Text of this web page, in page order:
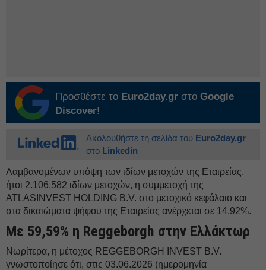
Προσθέστε το Euro2day.gr στο Google
Discover!
Ακολουθήστε τη σελίδα του Euro2day.gr
στο Linkedin
Λαμβανομένων υπόψη των ιδίων μετοχών της Εταιρείας,
ήτοι 2.106.582 ιδίων μετοχών, η συμμετοχή της
ATLASINVEST HOLDING B.V. στο μετοχικό κεφάλαιο και
στα δικαιώματα ψήφου της Εταιρείας ανέρχεται σε 14,92%.
Με 59,59% η Reggeborgh στην Eλλάκτωρ
Νωρίτερα, η μέτοχος REGGEBORGH INVEST B.V.
γνωστοποίησε ότι, στις 03.06.2026 (ημερομηνία